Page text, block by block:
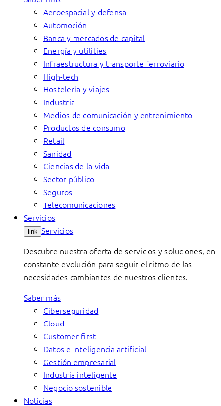
Aeroespacial y defensa
Automoción
Banca y mercados de capital
Energía y utilities
Infraestructura y transporte ferroviario
High-tech
Hostelería y viajes
Industria
Medios de comunicación y entrenimiento
Productos de consumo
Retail
Sanidad
Ciencias de la vida
Sector público
Seguros
Telecomunicaciones
Servicios
link Servicios
Descubre nuestra oferta de servicios y soluciones, en
constante evolución para seguir el ritmo de las
necesidades cambiantes de nuestros clientes.
Saber más
Ciberseguridad
Cloud
Customer first
Datos e inteligencia artificial
Gestión empresarial
Industria inteligente
Negocio sostenible
Noticias